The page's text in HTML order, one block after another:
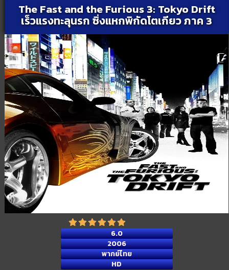
The Fast and the Furious 3: Tokyo Drift
เร็วแรงทะลุนรก ซิ่งแหกพิกัดโตเกียว ภาค 3
6.0
2006
พากย์ไทย
HD